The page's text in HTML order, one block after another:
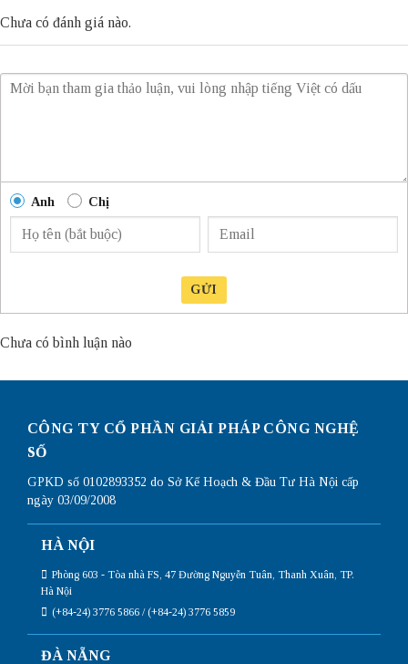
Chưa có đánh giá nào.
Anh Chị
GỬI
Chưa có bình luận nào
CÔNG TY CỔ PHẦN GIẢI PHÁP CÔNG NGHỆ
SỐ
GPKD số 0102893352 do Sở Kế Hoạch & Đầu Tư Hà Nội cấp
ngày 03/09/2008
HÀ NỘI
Phòng 603 - Tòa nhà FS, 47 Đường Nguyễn Tuân, Thanh Xuân, TP.
Hà Nội
(+84-24) 3776 5866 / (+84-24) 3776 5859
ĐÀ NẴNG